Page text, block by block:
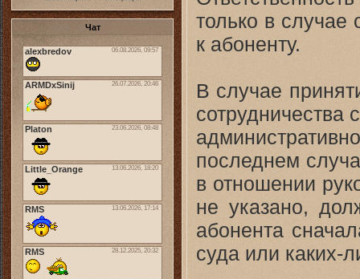
Чат
только в случае
к абоненту.
В случае
сотрудничества
последнем
в отношении
не указано,
абонента
суда или каких-